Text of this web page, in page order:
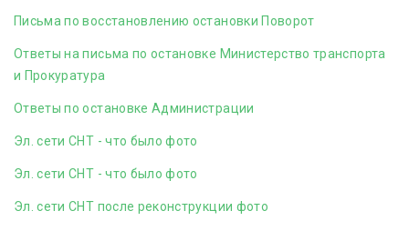
Письма по восстановлению остановки Поворот
Ответы на письма по остановке Министерство транспорта
и Прокуратура
Ответы по остановке Администрации
Эл. сети СНТ - что было фото
Эл. сети СНТ - что было фото
Эл. сети СНТ после реконструкции фото